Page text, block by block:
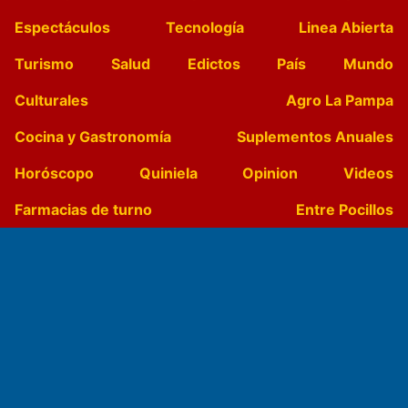
Espectáculos
Tecnología
Linea Abierta
Turismo
Salud Edictos País
Mundo
Culturales
Agro La Pampa
Cocina y Gastronomía
Suplementos Anuales
Horóscopo
Quiniela Opinion
Videos
Farmacias de turno
Entre Pocillos